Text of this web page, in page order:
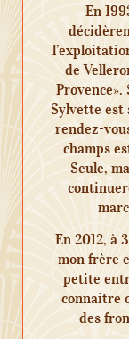
En
de
Sylvette est
rendez-
champs
Seule,
En 2012, à
mon frère
petite
connaitre
des